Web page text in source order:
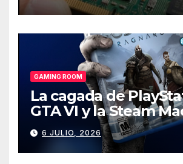
GAMING ROOM
La cagada de
GTA VI y la Steam
Gaming Room #130
6 JULIO, 2026